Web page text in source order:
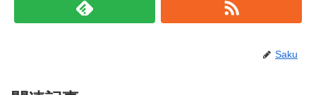
Saku